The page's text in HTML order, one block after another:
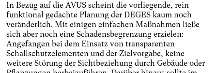
In Bezug auf die AVUS scheint die vorliegende, rein
funktional gedachte Planung der DEGES kaum noch
veränderlich. Mit einigen einfachen Maßnahmen ließe
sich aber noch eine Schadensbegrenzung erzielen:
Angefangen bei dem Einsatz von transparenten
Schallschutzelementen und der Zielvorgabe, keine
weitere Störung der Sichtbeziehung durch Gebäude oder